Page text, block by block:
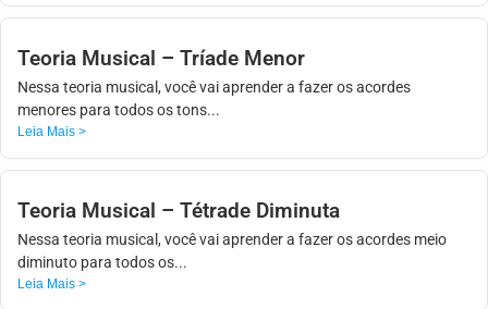
Teoria Musical – Tríade Menor
Nessa teoria musical, você vai aprender a fazer os acordes
menores para todos os tons...
Leia Mais >
Teoria Musical – Tétrade Diminuta
Nessa teoria musical, você vai aprender a fazer os acordes meio
diminuto para todos os...
Leia Mais >